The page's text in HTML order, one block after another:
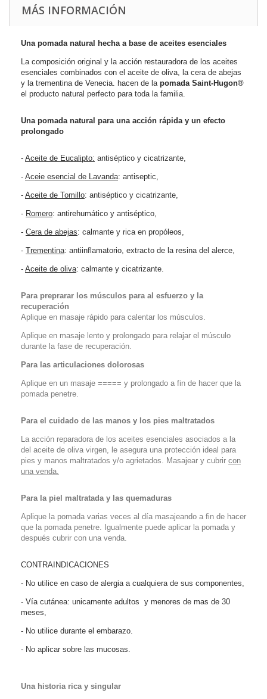
MÁS INFORMACIÓN
Una pomada natural hecha a base de aceites esenciales
La composición original y la acción restauradora de los aceites
esenciales combinados con el aceite de oliva, la cera de abejas
y la trementina de Venecia. hacen de la pomada Saint-Hugon®
el producto natural perfecto para toda la familia.
Una pomada natural para una acción rápida y un efecto
prolongado
- Aceite de Eucalipto: antiséptico y cicatrizante,
- Aceie esencial de Lavanda: antiseptic,
- Aceite de Tomillo: antiséptico y cicatrizante,
- Romero: antirehumático y antiséptico,
- Cera de abejas: calmante y rica en propóleos,
- Trementina: antiinflamatorio, extracto de la resina del alerce,
- Aceite de oliva: calmante y cicatrizante.
Para preprarar los músculos para al esfuerzo y la
recuperación
Aplique en masaje rápido para calentar los músculos.
Aplique en masaje lento y prolongado para relajar el músculo
durante la fase de recuperación.
Para las articulaciones dolorosas
Aplique en un masaje ===== y prolongado a fin de hacer que la
pomada penetre.
Para el cuidado de las manos y los pies maltratados
La acción reparadora de los aceites esenciales asociados a la
del aceite de oliva virgen, le asegura una protección ideal para
pies y manos maltratados y/o agrietados. Masajear y cubrir con
una venda.
Para la piel maltratada y las quemaduras
Aplique la pomada varias veces al día masajeando a fin de hacer
que la pomada penetre. Igualmente puede aplicar la pomada y
después cubrir con una venda.
CONTRAINDICACIONES
- No utilice en caso de alergia a cualquiera de sus componentes,
- Vía cutánea: unicamente adultos y menores de mas de 30
meses,
- No utilice durante el embarazo.
- No aplicar sobre las mucosas.
Una historia rica y singular